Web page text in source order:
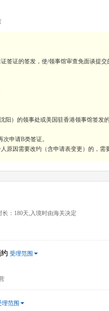
签证的签发，使/领事馆审查免面谈提
）的领事处或美国驻香港领事馆签发
申请B类签证。
因需要改约（含申请表变更）的，需
长：180天,入境时由海关决定
受理范围
理范围